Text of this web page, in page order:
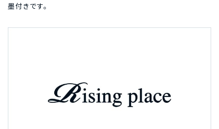
墨付きです。